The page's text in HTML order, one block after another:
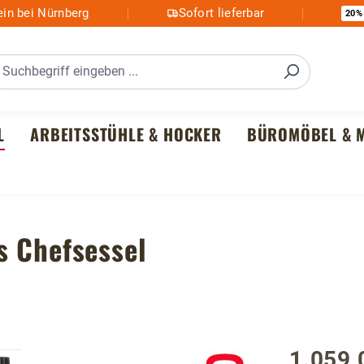
bei Nürnberg Sofort lieferbar 20%
ARBEITSSTÜHLE & HOCKER BÜROMÖBEL &
Chefsessel
Regulärer